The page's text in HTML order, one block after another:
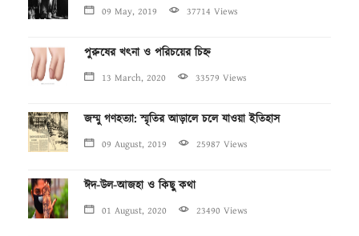
09 May, 2019 37714 Views
পুরুষের খৎনা ও পরিচয়ের চিহ্ন
13 March, 2020 33579 Views
জম্মু গণহত্যা: স্মৃতির আড়ালে চলে যাওয়া ইতিহাস
09 August, 2019 25987 Views
ঈদ-উল-আজহা ও কিছু কথা
01 August, 2020 23490 Views